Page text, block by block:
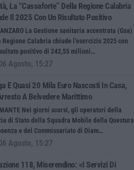
La “cassaforte” Della Regione Calabria
Il 2025 Con Un Risultato Positivo
La Gestione sanitaria accentrata (Gsa)
Regione Calabria chiude l’esercizio 2025 con
positivo di 242,55 milioni…
Agosto, 15:27
E Quasi 20 Mila Euro Nascosti In Casa,
A Belvedere Marittimo
Nei giorni scorsi, gli operatori della
di Stato della Squadra Mobile della Questura
e del Commissariato di Diam…
Agosto, 15:27
118, Miserendino: «I Servizi Di